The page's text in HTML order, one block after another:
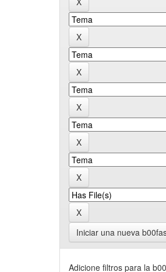
Iniciar una nueva
Adicione filtros para la